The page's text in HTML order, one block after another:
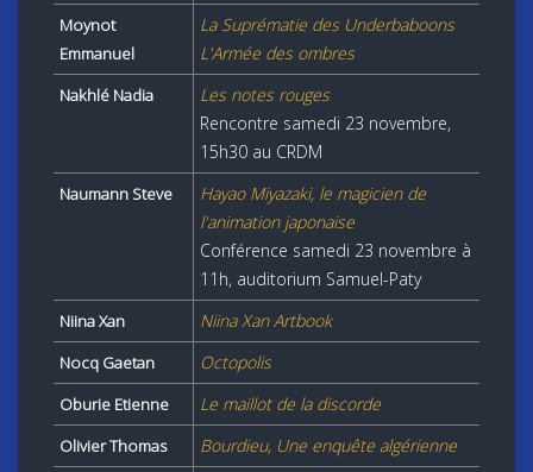
Moynot
Emmanuel
La Suprématie des Underbaboons
L'Armée des ombres
Nakhlé Nadia
Les notes rouges
Rencontre samedi 23 novembre,
15h30 au CRDM
Naumann Steve
Hayao Miyazaki, le magicien de
l'animation japonaise
Conférence samedi 23 novembre à
11h, auditorium Samuel-Paty
Niina Xan Niina Xan Artbook
Nocq Gaetan Octopolis
Oburie Etienne Le maillot de la discorde
Olivier Thomas Bourdieu, Une enquête algérienne